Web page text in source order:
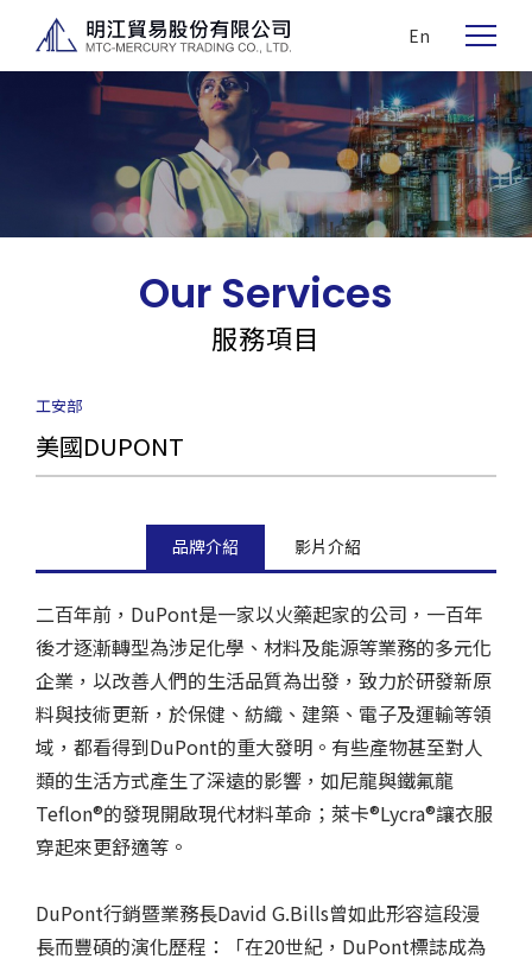
En
Our Services
服務項目
工安部
美國DUPONT
品牌介紹 影片介紹
二百年前，DuPont是一家以火藥起家的公司，一百年
後才逐漸轉型為涉足化學、材料及能源等業務的多元化
企業，以改善人們的生活品質為出發，致力於研發新原
料與技術更新，於保健、紡織、建築、電子及運輸等領
域，都看得到DuPont的重大發明。有些產物甚至對人
類的生活方式產生了深遠的影響，如尼龍與鐵氟龍
Teflon®的發現開啟現代材料革命；萊卡®Lycra®讓衣服
穿起來更舒適等。
DuPont行銷暨業務長David G.Bills曾如此形容這段漫
長而豐碩的演化歷程：「在20世紀，DuPont標誌成為